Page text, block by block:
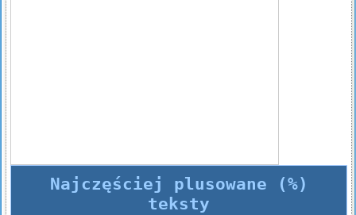
Najczęściej plusowane (%)
teksty